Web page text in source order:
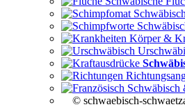
Körper &
Schwäbisch
© schwaebisch-